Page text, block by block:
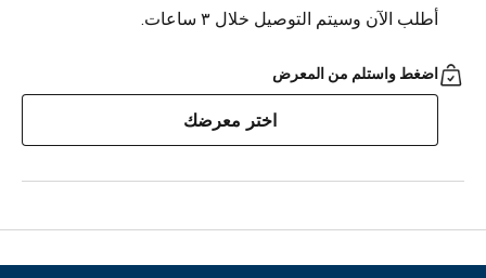
أطلب الآن وسيتم التوصيل خلال ٣ ساعات.
اضغط واستلم من المعرض
اختر معرضك